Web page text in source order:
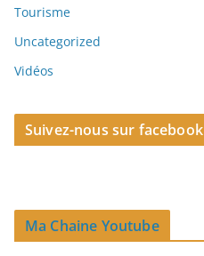
Tourisme
Uncategorized
Vidéos
Suivez-nous sur facebook
Ma Chaine Youtube